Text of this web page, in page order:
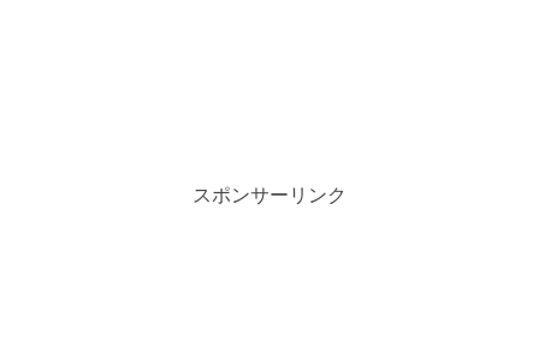
スポンサーリンク